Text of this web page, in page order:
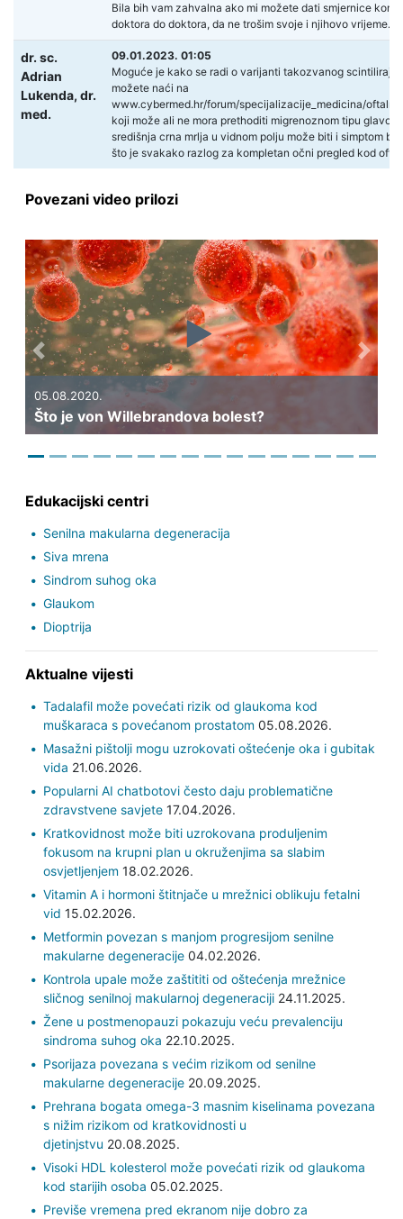
Bila bih vam zahvalna ako mi možete dati smjernice
doktora do doktora, da ne trošim svoje i njihovo vrijeme.
dr. sc.
Adrian
Lukenda, dr.
med.
09.01.2023. 01:05
Moguće je kako se radi o varijanti takozvanog
možete naći na
www.cybermed.hr/forum/specijalizacije_medicina/
koji može ali ne mora prethoditi migrenoznom tipu
središnja crna mrlja u vidnom polju može biti i simptom
što je svakako razlog za kompletan očni pregled kod
Povezani video prilozi
05.08.2020.
Što je von Willebrandova bolest?
Previous Next
Edukacijski centri
Senilna makularna degeneracija
Siva mrena
Sindrom suhog oka
Glaukom
Dioptrija
Aktualne vijesti
Tadalafil može povećati rizik od glaukoma kod
muškaraca s povećanom prostatom 05.08.2026.
Masažni pištolji mogu uzrokovati oštećenje oka i gubitak
vida 21.06.2026.
Popularni AI chatbotovi često daju problematične
zdravstvene savjete17.04.2026.
Kratkovidnost može biti uzrokovana produljenim
fokusom na krupni plan u okruženjima sa slabim
osvjetljenjem 18.02.2026.
Vitamin A i hormoni štitnjače u mrežnici oblikuju fetalni
vid 15.02.2026.
Metformin povezan s manjom progresijom senilne
makularne degeneracije04.02.2026.
Kontrola upale može zaštititi od oštećenja mrežnice
sličnog senilnoj makularnoj degeneraciji24.11.2025.
Žene u postmenopauzi pokazuju veću prevalenciju
sindroma suhog oka 22.10.2025.
Psorijaza povezana s većim rizikom od senilne
makularne degeneracije20.09.2025.
Prehrana bogata omega-3 masnim kiselinama povezana
s nižim rizikom od kratkovidnosti u
djetinjstvu 20.08.2025.
Visoki HDL kolesterol može povećati rizik od glaukoma
kod starijih osoba 05.02.2025.
Previše vremena pred ekranom nije dobro za